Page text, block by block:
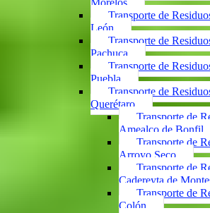
Morelos
Transporte de
León
Transporte de
Pachuca
Transporte de
Puebla
Transporte de
Querétaro
Transporte de
Amealco de Bonfil
Transporte de
Arroyo Seco
Transporte de
Cadereyta de
Transporte de
Colón